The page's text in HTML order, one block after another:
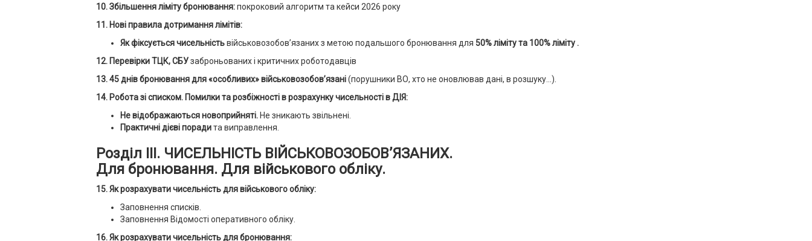
10. Збільшення ліміту бронювання:покроковий алгоритм та кейси 2026 року
11. Нові правила дотримання лімітів:
Як фіксується чисельністьвійськовозобов’язаних з метою подальшого бронювання для 50% ліміту та 100% ліміту .
12. Перевірки ТЦК, СБУзаброньованих і критичних роботодавців
13. 45 днів бронюваннядля «особливих» військовозобов’язані(порушники ВО, хто не оновлював дані, в розшуку...).
14. Робота зі списком. Помилки та розбіжності в розрахунку чисельності в ДІЯ:
Не відображаються новоприйняті.Не зникають звільнені.
Практичні дієві порадита виправлення.
Розділ ІІІ. ЧИСЕЛЬНІСТЬ ВІЙСЬКОВОЗОБОВ’ЯЗАНИХ.
Для бронювання. Для військового обліку.
15. Як розрахувати чисельність для військового обліку:
Заповнення списків.
Заповнення Відомості оперативного обліку.
16. Як розрахувати чисельність для бронювання: